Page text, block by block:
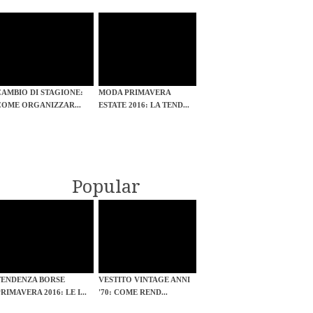
DI STAGIONE:
ORGANIZZAR...
MODA PRIMAVERA
ESTATE 2016: LA TEND...
Popular
BORSE
2016: LE I...
VESTITO VINTAGE ANNI
'70: COME REND...